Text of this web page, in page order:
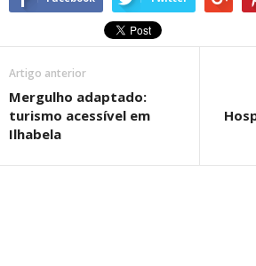
Artigo anterior
Mergulho adaptado:
turismo acessível em
Ilhabela